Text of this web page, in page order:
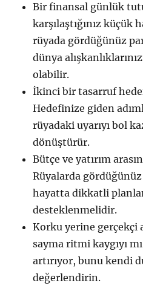
Bir finansal günlük
karşılaştığınız küçük
rüyada gördüğünüz
dünya
olabilir.
İkinci bir tasarruf
Hedefinize giden
rüyadaki uyarıyı bol
dönüştürür.
Bütçe ve yatırım
Rüyalarda
hayatta dikkatli
desteklenmelidir.
Korku yerine gerçekçi
sayma ritmi kaygıyı
artırıyor, bunu kendi
değerlendirin.